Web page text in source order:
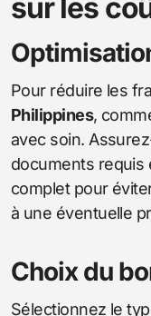
sur les
Pour réduire les
Philippines,
avec soin.
documents requis
complet pour
à une éventuelle
Choix du
Sélectionnez le